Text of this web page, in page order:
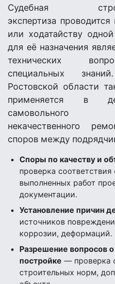
Судебная
экспертиза
или ходатайству
для её назначения
технических
специальных
Ростовской области
применяется в
самовольного
некачественного
споров между
Споры по качеству и
проверка соответствия
выполненных работ
документации.
Установление причин
источников
коррозии, деформаций.
Разрешение вопросов
постройке — проверка
строительных норм,